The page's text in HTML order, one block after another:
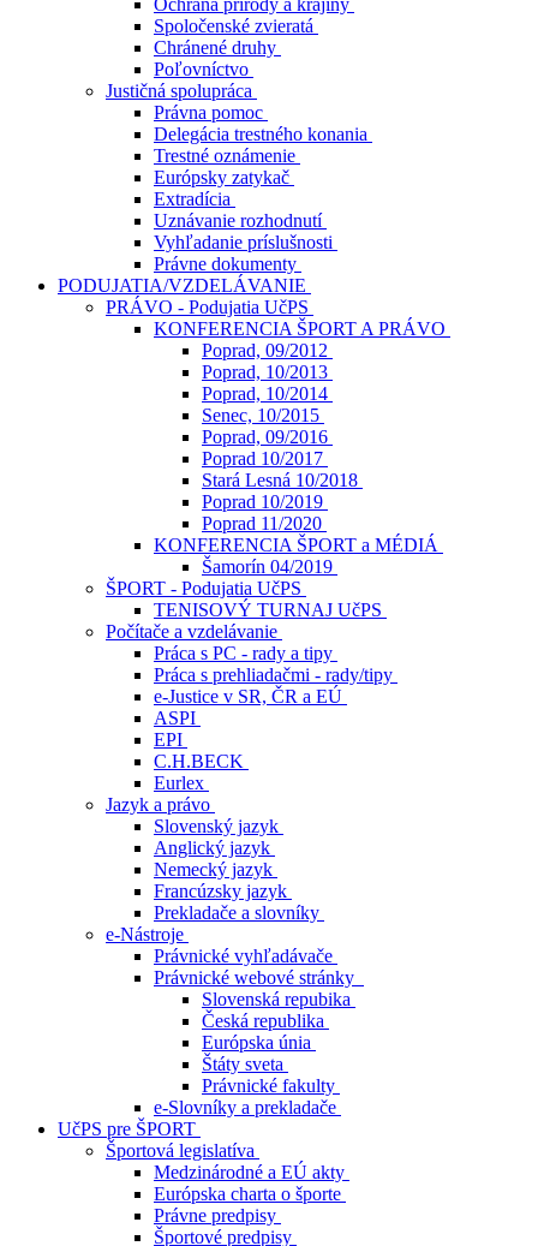
Ochrana prírody a krajiny
Spoločenské zvieratá
Chránené druhy
Poľovníctvo
Justičná spolupráca
Právna pomoc
Delegácia trestného konania
Trestné oznámenie
Európsky zatykač
Extradícia
Uznávanie rozhodnutí
Vyhľadanie príslušnosti
Právne dokumenty
PODUJATIA/VZDELÁVANIE
PRÁVO - Podujatia UčPS
KONFERENCIA ŠPORT A PRÁVO
Poprad, 09/2012
Poprad, 10/2013
Poprad, 10/2014
Senec, 10/2015
Poprad, 09/2016
Poprad 10/2017
Stará Lesná 10/2018
Poprad 10/2019
Poprad 11/2020
KONFERENCIA ŠPORT a MÉDIÁ
Šamorín 04/2019
ŠPORT - Podujatia UčPS
TENISOVÝ TURNAJ UčPS
Počítače a vzdelávanie
Práca s PC - rady a tipy
Práca s prehliadačmi - rady/tipy
e-Justice v SR, ČR a EÚ
ASPI
EPI
C.H.BECK
Eurlex
Jazyk a právo
Slovenský jazyk
Anglický jazyk
Nemecký jazyk
Francúzsky jazyk
Prekladače a slovníky
e-Nástroje
Právnické vyhľadávače
Právnické webové stránky
Slovenská repubika
Česká republika
Európska únia
Štáty sveta
Právnické fakulty
e-Slovníky a prekladače
UčPS pre ŠPORT
Športová legislatíva
Medzinárodné a EÚ akty
Európska charta o športe
Právne predpisy
Športové predpisy